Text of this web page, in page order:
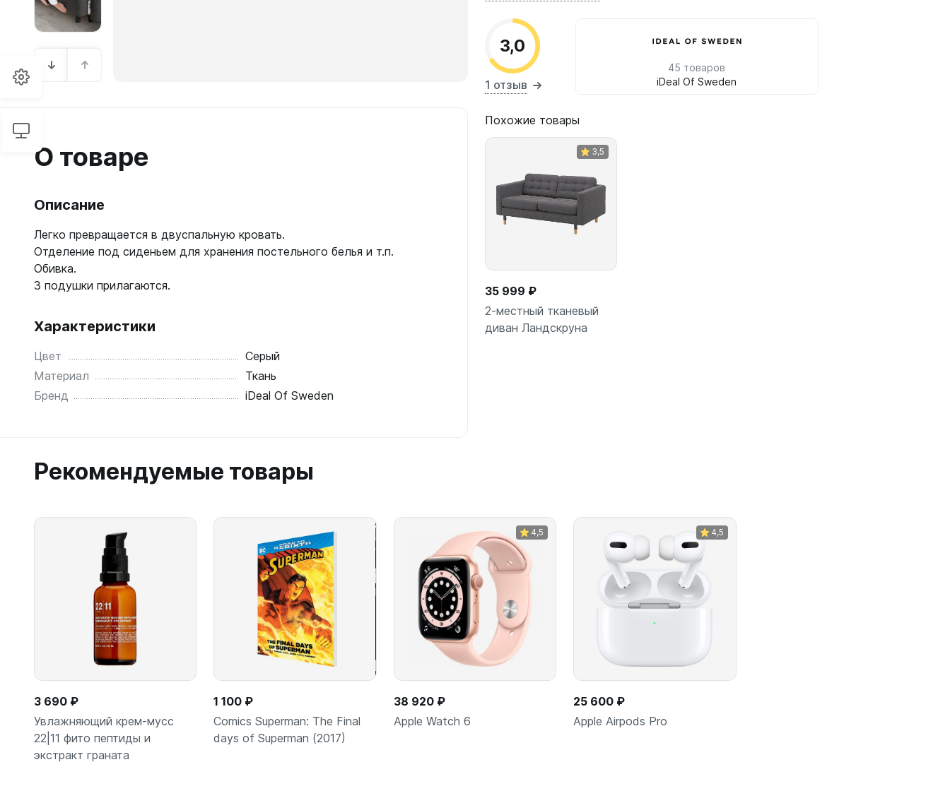
3,0
1 отзыв
45 товаров
iDeal Of Sweden
Похожие товары
3,5
35 999 ₽
2-местный тканевый
диван Ландскруна
О товаре
Описание
Легко превращается в двуспальную кровать.
Отделение под сиденьем для хранения постельного белья и т.п.
Обивка.
3 подушки прилагаются.
Характеристики
Цвет
Серый
Материал
Ткань
Бренд
iDeal Of Sweden
Рекомендуемые товары
3 690 ₽
Увлажняющий крем-мусс
22|11 фито пептиды и
экстракт граната
1 100 ₽
Comics Superman: The Final
days of Superman (2017)
4,5
38 920 ₽
Apple Watch 6
4,5
25 600 ₽
Apple Airpods Pro